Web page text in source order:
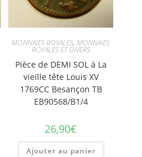
MONNAIES ROYALES,MONNAIES
ROYALES ET DIVERS
Pièce de DEMI SOL à La
vieille tête Louis XV
1769CC Besançon TB
EB90568/B1/4
26,90€
Ajouter au panier